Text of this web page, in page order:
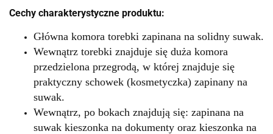
Cechy charakterystyczne produktu:
Główna komora torebki zapinana na solidny suwak.
Wewnątrz torebki znajduje się duża komora
przedzielona przegrodą, w której znajduje się
praktyczny schowek (kosmetyczka) zapinany na
suwak.
Wewnątrz, po bokach znajdują się: zapinana na
suwak kieszonka na dokumenty oraz kieszonka na